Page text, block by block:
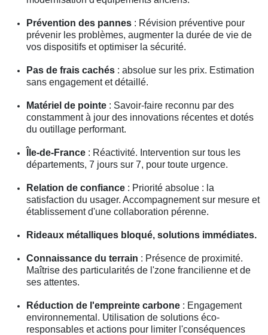
Prévention des pannes : Révision préventive pour
prévenir les problèmes, augmenter la durée de vie de
vos dispositifs et optimiser la sécurité.
Pas de frais cachés : absolue sur les prix. Estimation
sans engagement et détaillé.
Matériel de pointe : Savoir-faire reconnu par des
constamment à jour des innovations récentes et dotés
du outillage performant.
Île-de-France : Réactivité. Intervention sur tous les
départements, 7 jours sur 7, pour toute urgence.
Relation de confiance : Priorité absolue : la
satisfaction du usager. Accompagnement sur mesure et
établissement d'une collaboration pérenne.
Rideaux métalliques bloqué, solutions immédiates.
Connaissance du terrain : Présence de proximité.
Maîtrise des particularités de l'zone francilienne et de
ses attentes.
Réduction de l'empreinte carbone : Engagement
environnemental. Utilisation de solutions éco-
responsables et actions pour limiter l'conséquences